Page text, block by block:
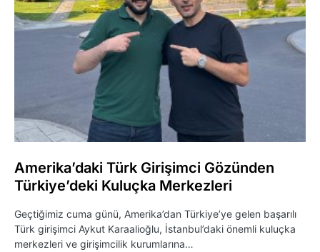
Amerika’daki Türk Girişimci Gözünden
Türkiye’deki Kuluçka Merkezleri
Geçtiğimiz cuma günü, Amerika’dan Türkiye’ye gelen başarılı
Türk girişimci Aykut Karaalioğlu, İstanbul’daki önemli kuluçka
merkezleri ve girişimcilik kurumlarına…